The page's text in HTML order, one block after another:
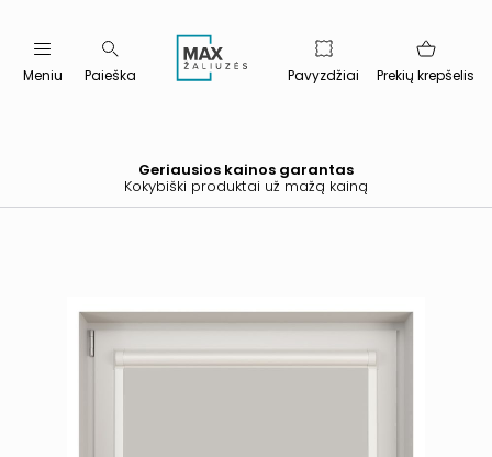
Meniu Paieška Pavyzdžiai Prekių krepšelis
Geriausios kainos garantas
Kokybiški produktai už mažą kainą